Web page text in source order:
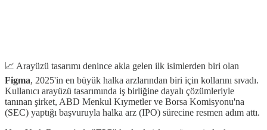
📈 Arayüzü tasarımı denince akla gelen ilk isimlerden biri olan
Figma, 2025'in en büyük halka arzlarından biri için kollarını sıvadı.
Kullanıcı arayüzü tasarımında iş birliğine dayalı çözümleriyle
tanınan şirket, ABD Menkul Kıymetler ve Borsa Komisyonu'na
(SEC) yaptığı başvuruyla halka arz (IPO) sürecine resmen adım attı.